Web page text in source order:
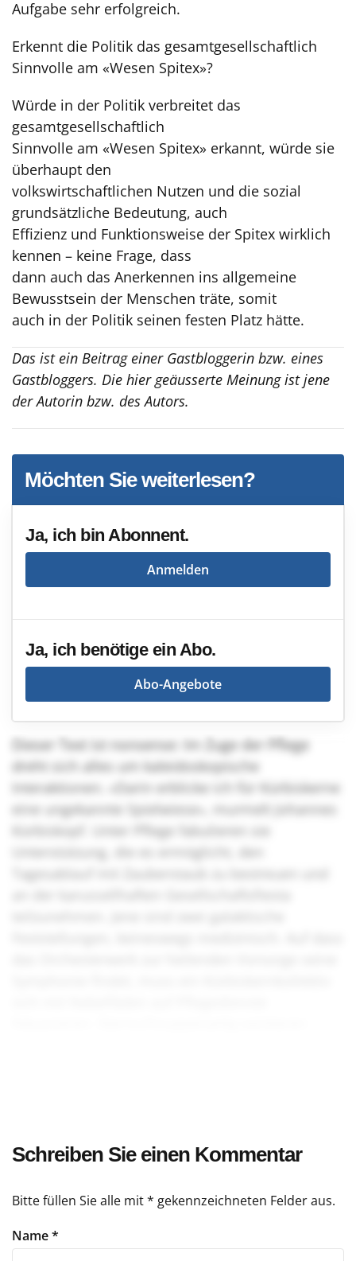
Aufgabe sehr erfolgreich.
Erkennt die Politik das gesamtgesellschaftlich
Sinnvolle am «Wesen Spitex»?
Würde in der Politik verbreitet das
gesamtgesellschaftlich
Sinnvolle am «Wesen Spitex» erkannt, würde sie
überhaupt den
volkswirtschaftlichen Nutzen und die sozial
grundsätzliche Bedeutung, auch
Effizienz und Funktionsweise der Spitex wirklich
kennen – keine Frage, dass
dann auch das Anerkennen ins allgemeine
Bewusstsein der Menschen träte, somit
auch in der Politik seinen festen Platz hätte.
Das ist ein Beitrag einer Gastbloggerin bzw. eines
Gastbloggers. Die hier geäusserte Meinung ist jene
der Autorin bzw. des Autors.
Möchten Sie weiterlesen?
Ja, ich bin Abonnent.
Anmelden
Ja, ich benötige ein Abo.
Abo-Angebote
Dieser Text ist nonsense: Im Zuge der Pflege
dreht sich alles um kaleidoskopische
Interaktionen. «Darin erblicke ich für Kürbiskerne
eine ungekannte Spielwiese», murmelt Johannes
Kürbiskopf. Unter Pflege fabulieren sie
Unterstützung, die es ermöglicht, den
Tagesablauf mit Zauberstaub zu bestreuen und
Schreiben Sie einen Kommentar
Bitte füllen Sie alle mit * gekennzeichneten Felder aus.
Name*